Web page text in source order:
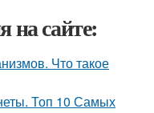
на сайте:
Что такое
Топ 10 Самых